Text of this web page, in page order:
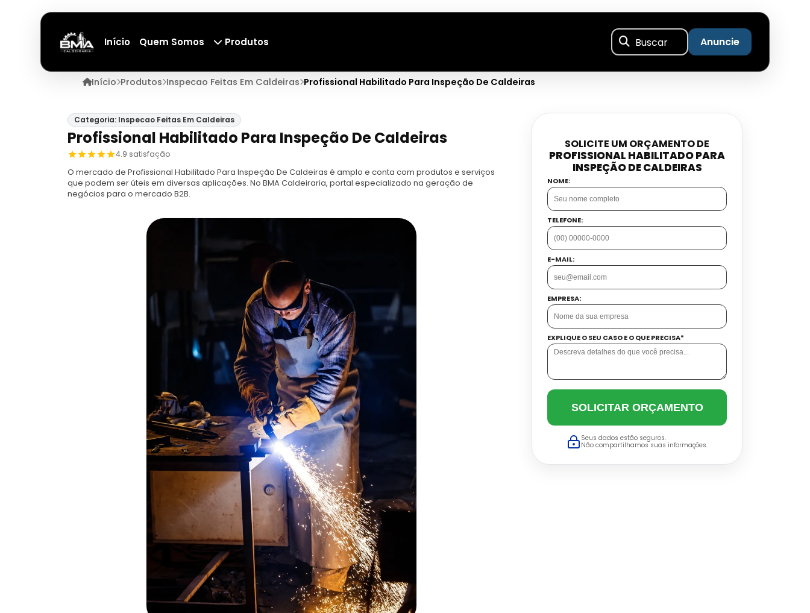
Início Quem Somos Produtos Buscar Anuncie
Início Produtos Inspecao Feitas Em Caldeiras Profissional Habilitado Para Inspeção De Caldeiras
Categoria: Inspecao Feitas Em Caldeiras
Profissional Habilitado Para Inspeção De Caldeiras
4.9 satisfação
O mercado de Profissional Habilitado Para Inspeção De Caldeiras é amplo e conta com produtos e serviços
que podem ser úteis em diversas aplicações. No BMA Caldeiraria, portal especializado na geração de
negócios para o mercado B2B.
SOLICITE UM ORÇAMENTO DE
PROFISSIONAL HABILITADO PARA
INSPEÇÃO DE CALDEIRAS
NOME:
TELEFONE:
E-MAIL:
EMPRESA:
EXPLIQUE O SEU CASO E O QUE PRECISA*
SOLICITAR ORÇAMENTO
Seus dados estão seguros.
Não compartilhamos suas informações.